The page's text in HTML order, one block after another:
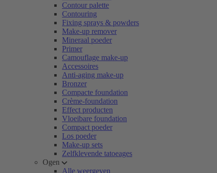
Contour palette
Contouring
Fixing sprays & powders
Make-up remover
Mineraal poeder
Primer
Camouflage make-up
Accessoires
Anti-aging make-up
Bronzer
Compacte foundation
Crème-foundation
Effect producten
Vloeibare foundation
Compact poeder
Los poeder
Make-up sets
Zelfklevende tatoeages
Ogen
Alle weergeven